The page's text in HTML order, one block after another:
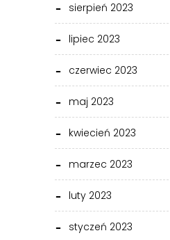
sierpień 2023
lipiec 2023
czerwiec 2023
maj 2023
kwiecień 2023
marzec 2023
luty 2023
styczeń 2023